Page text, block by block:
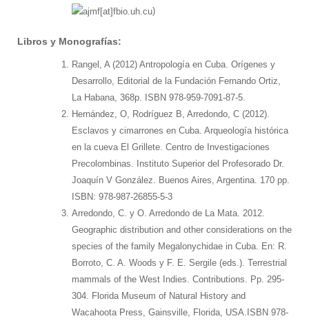
)
Libros y Monografías:
Rangel, A (2012) Antropología en Cuba. Orígenes y
Desarrollo, Editorial de la Fundación Fernando Ortiz,
La Habana, 368p. ISBN 978-959-7091-87-5.
Hernández, O, Rodríguez B, Arredondo, C (2012).
Esclavos y cimarrones en Cuba. Arqueología histórica
en la cueva El Grillete. Centro de Investigaciones
Precolombinas. Instituto Superior del Profesorado Dr.
Joaquín V González. Buenos Aires, Argentina. 170 pp.
ISBN: 978-987-26855-5-3
Arredondo, C. y O. Arredondo de La Mata. 2012.
Geographic distribution and other considerations on the
species of the family Megalonychidae in Cuba. En: R.
Borroto, C. A. Woods y F. E. Sergile (eds.). Terrestrial
mammals of the West Indies. Contributions. Pp. 295-
304. Florida Museum of Natural History and
Wacahoota Press, Gainsville, Florida, USA.ISBN 978-